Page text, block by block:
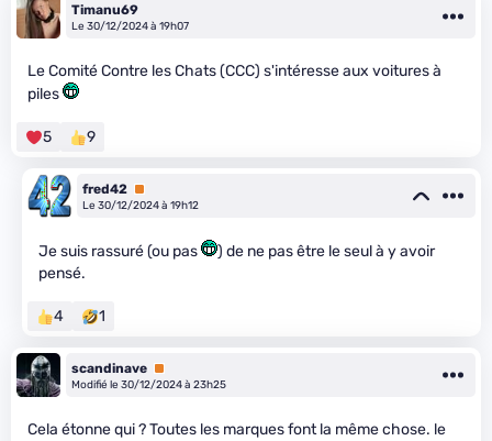
Timanu69
Le 30/12/2024 à 19h07
Le Comité Contre les Chats (CCC) s'intéresse aux voitures à
piles
5 9
fred42 Premium
Le 30/12/2024 à 19h12
Je suis rassuré (ou pas
) de ne pas être le seul à y avoir
pensé.
4 1
scandinave Premium
Modifié le 30/12/2024 à 23h25
Cela étonne qui ? Toutes les marques font la même chose. le